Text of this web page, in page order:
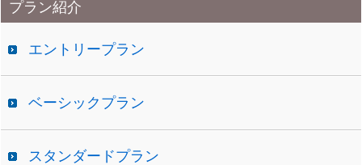
イプラン紹介
エントリープラン
ベーシックプラン
スタンダードプラン